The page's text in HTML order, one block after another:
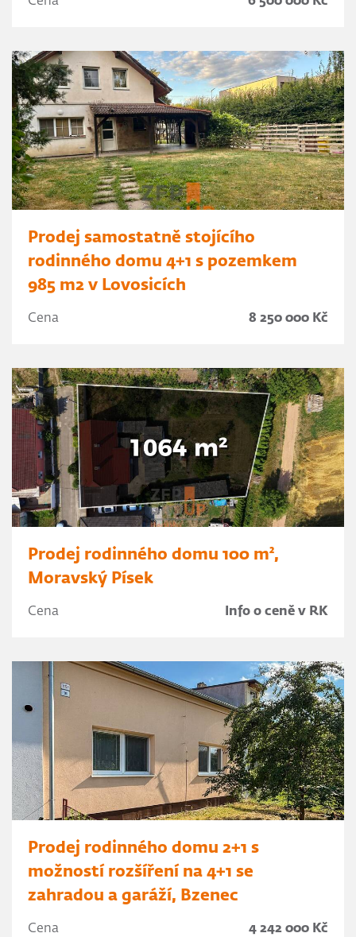
Prodej samostatně stojícího
rodinného domu 4+1 s pozemkem
985 m2 v Lovosicích
Cena 8 250 000 Kč
Prodej rodinného domu 100 m²,
Moravský Písek
Cena Info o ceně v RK
Prodej rodinného domu 2+1 s
možností rozšíření na 4+1 se
zahradou a garáží, Bzenec
Cena 4 242 000 Kč